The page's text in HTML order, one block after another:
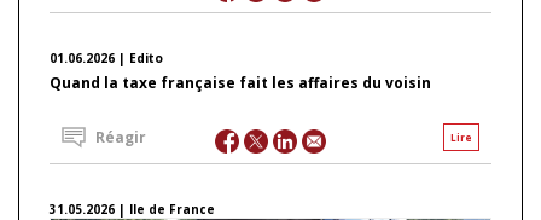
01.06.2026 | Edito
Quand la taxe française fait les affaires du voisin
Lire
Réagir
31.05.2026 | Ile de France